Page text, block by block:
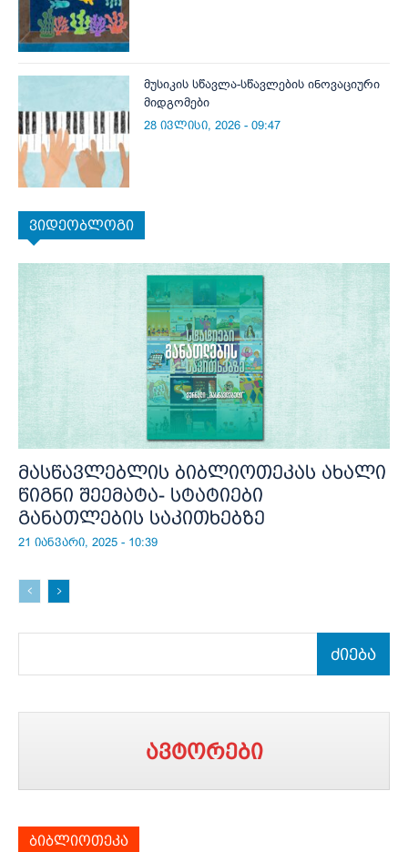
მუსიკის სწავლა-სწავლების ინოვაციური
მიდგომები
28 ივლისი, 2026 - 09:47
ვიდეობლოგი
მასწავლებლის ბიბლიოთეკას ახალი
წიგნი შეემატა- სტატიები
განათლების საკითხებზე
21 იანვარი, 2025 - 10:39
ძიება
ავტორები
ბიბლიოთეკა